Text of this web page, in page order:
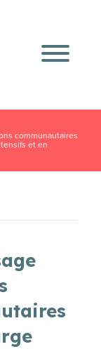
communautaires
et en